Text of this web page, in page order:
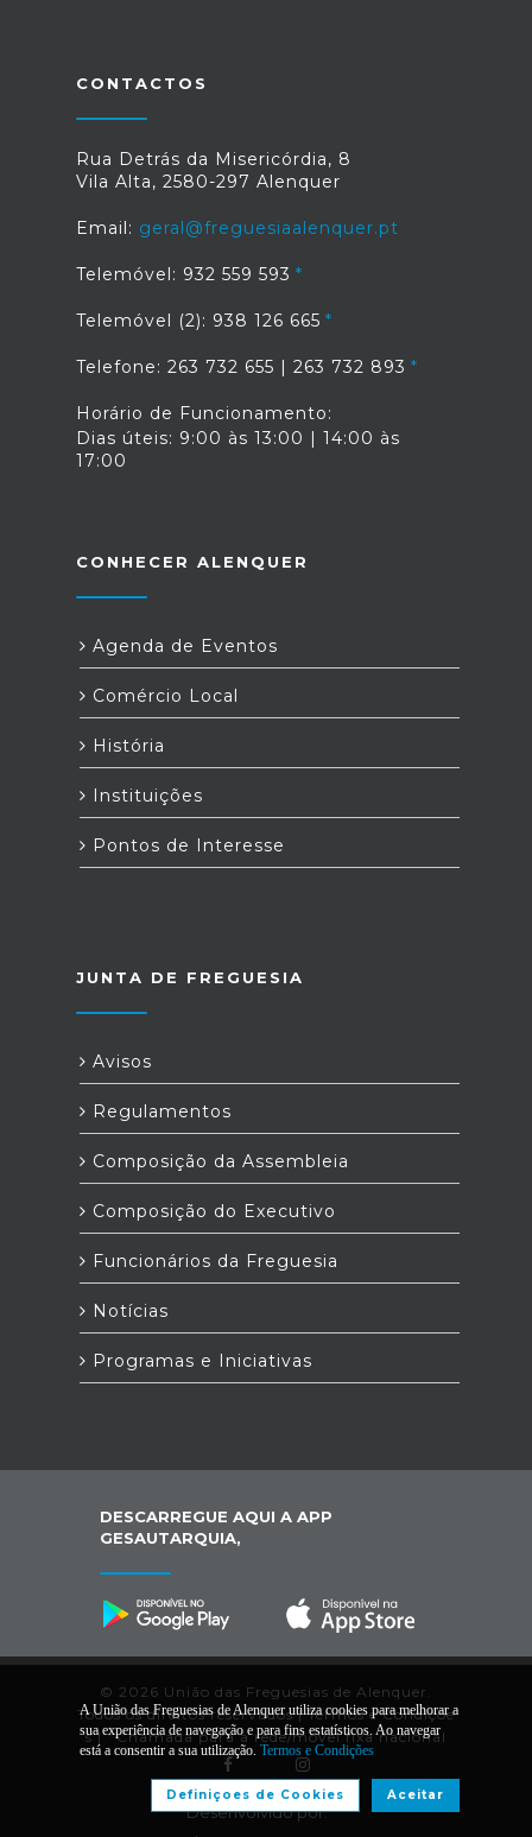
CONTACTOS
Rua Detrás da Misericórdia, 8
Vila Alta, 2580-297 Alenquer
Email: geral@freguesiaalenquer.pt
Telemóvel: 932 559 593
Telemóvel (2): 938 126 665
Telefone: 263 732 655 | 263 732 893
Horário de Funcionamento:
Dias úteis: 9:00 às 13:00 | 14:00 às
17:00
CONHECER ALENQUER
Agenda de Eventos
Comércio Local
História
Instituições
Pontos de Interesse
JUNTA DE FREGUESIA
Avisos
Regulamentos
Composição da Assembleia
Composição do Executivo
Funcionários da Freguesia
Notícias
Programas e Iniciativas
DESCARREGUE AQUI A APP
GESAUTARQUIA,
© 2026 União das Freguesias de Alenquer.
Todos os direitos reservados |Termos e Condiçõe
s|*Chamada para a rede/móvel fixa nacional
Desenvolvido por:
A União das Freguesias de Alenquer utiliza cookies para melhorar a
sua experiência de navegação e para fins estatísticos. Ao navegar
está a consentir a sua utilização. Termos e Condições
Aceitar
Definiçoes de Cookies